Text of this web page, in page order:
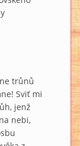
trůnů
Sviť mi
jenž
nebi,